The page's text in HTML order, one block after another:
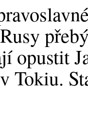
opustit
Tokiu.